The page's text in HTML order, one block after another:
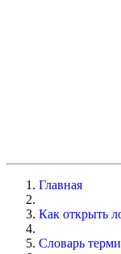
Главная
Как открыть
Словарь